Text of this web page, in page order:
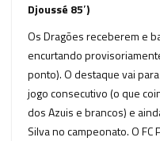
Djoussé 85′)
Os Dragões receberem e
encurtando
ponto). O destaque vai
jogo consecutivo (o que
dos Azuis e brancos) e
Silva no campeonato. O